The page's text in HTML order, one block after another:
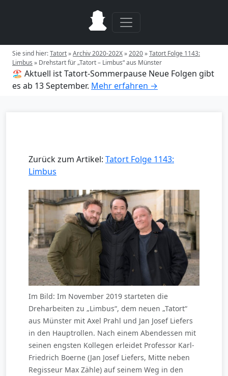
Sie sind hier:Tatort»Archiv 2020-202X»2020»Tatort Folge 1143:
Limbus » Drehstart für „Tatort – Limbus“ aus Münster
🏖️ Aktuell ist Tatort-Sommerpause Neue Folgen gibt
es ab 13 September. Mehr erfahren →
Zurück zum Artikel: Tatort Folge 1143:
Limbus
Im Bild: Im November 2019 starteten die
Dreharbeiten zu „Limbus“, dem neuen „Tatort“
aus Münster mit Axel Prahl und Jan Josef Liefers
in den Hauptrollen. Nach einem Abendessen mit
seinen engsten Kollegen erleidet Professor Karl-
Friedrich Boerne (Jan Josef Liefers, Mitte neben
Regisseur Max Zähle) auf seinem Weg in den